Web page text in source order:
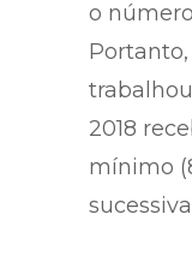
o
2018
mínimo